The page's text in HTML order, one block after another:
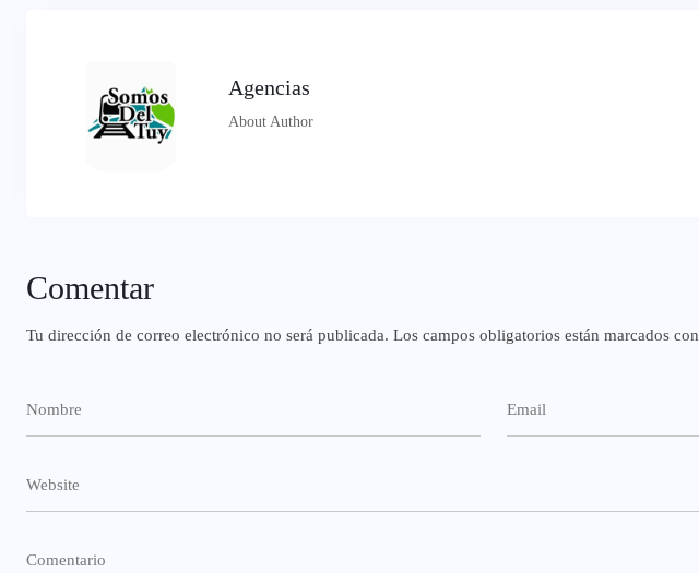
Agencias
About Author
Comentar
Tu dirección de correo electrónico no será publicada. Los campos obligatorios están marcados con